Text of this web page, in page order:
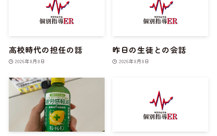
高校時代の担任の話
2026年8月8日
昨日の生徒との会話
2026年8月8日